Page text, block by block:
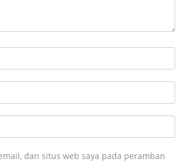
dan situs web saya pada peramban